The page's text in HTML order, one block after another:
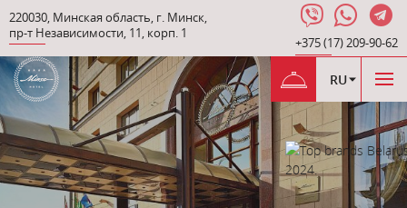
+375 (17) 209-90-62
220030, Минская область, г. Минск,
пр-т Независимости, 11, корп. 1
RU